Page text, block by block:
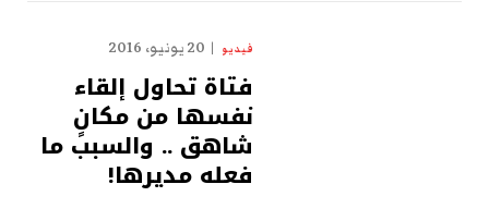
فيديو 20 يونيو، 2016
فتاة تحاول إلقاء
نفسها من مكانٍ
شاهق .. والسبب ما
فعله مديرها!